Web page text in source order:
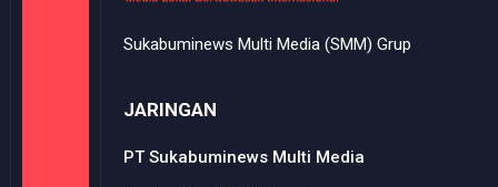
Sukabuminews Multi Media (SMM) Grup
JARINGAN
PT Sukabuminews Multi Media